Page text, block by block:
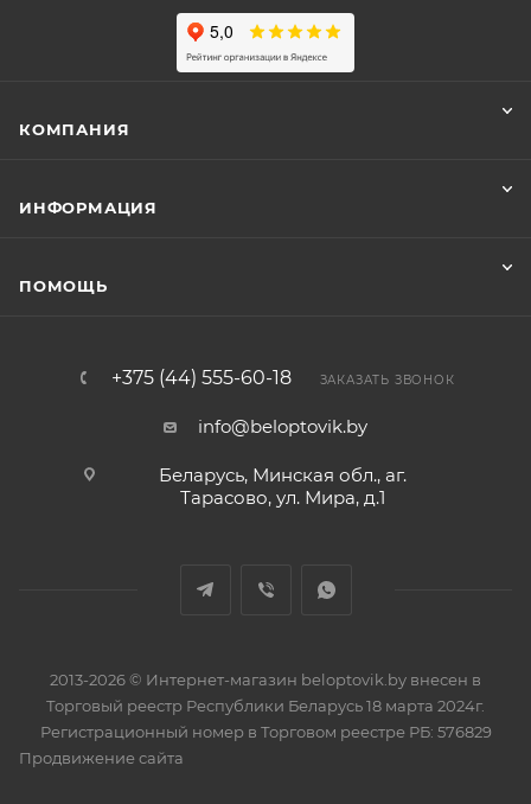
КОМПАНИЯ
ИНФОРМАЦИЯ
ПОМОЩЬ
+375 (44) 555-60-18 ЗАКАЗАТЬ ЗВОНОК
info@beloptovik.by
Беларусь, Минская обл., аг.
Тарасово, ул. Мира, д.1
2013-2026 © Интернет-магазин beloptovik.by внесен в
Торговый реестр Республики Беларусь 18 марта 2024г.
Регистрационный номер в Торговом реестре РБ: 576829
Продвижение сайта